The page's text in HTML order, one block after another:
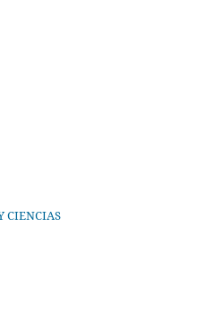
CIENCIAS